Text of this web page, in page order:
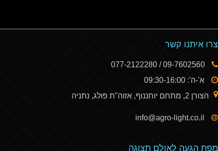
צרו איתנו קשר
א'-ה': 09:30-16:00
הצורן 2, מתחם יוחננוף, אזוה''ת פולג, נתניה
מפת הגעה לאולם תצוגה